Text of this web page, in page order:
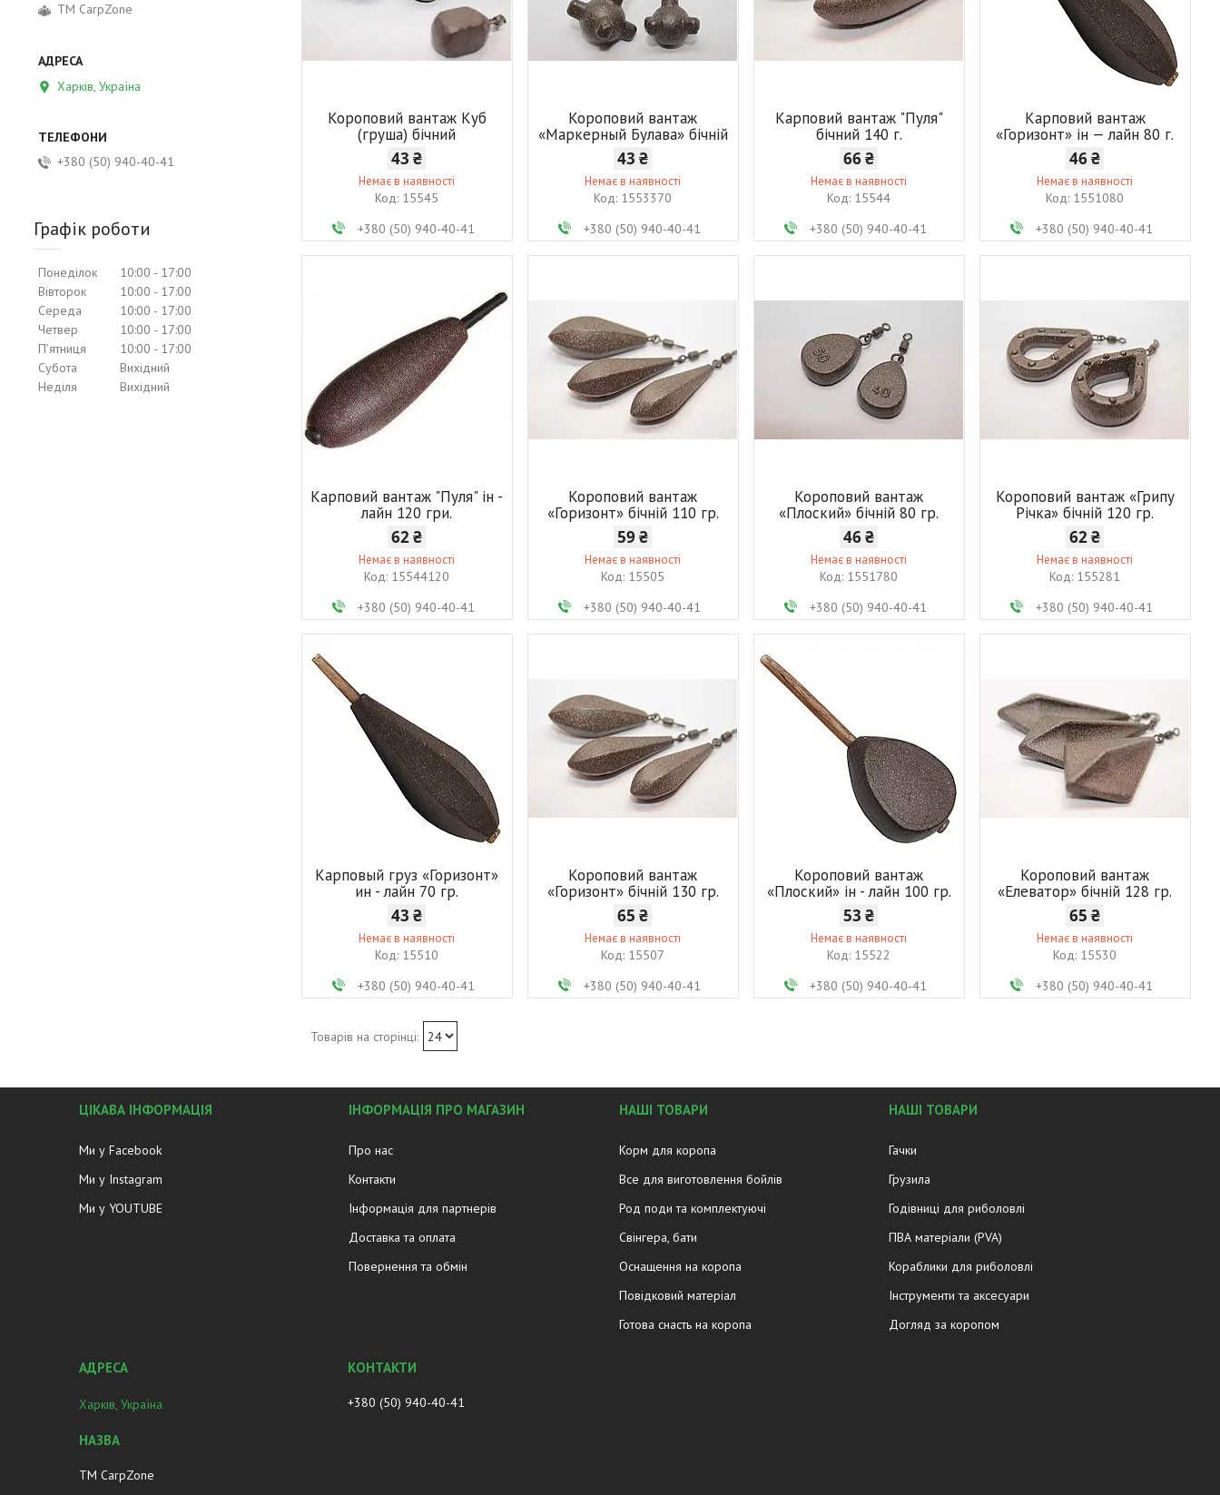
Короповий вантаж Куб
(груша) бічний
43 ₴
Немає в наявності
15545
+380 (50) 940-40-41
Короповий вантаж
«Маркерный Булава» бічній
43 ₴
Немає в наявності
1553370
+380 (50) 940-40-41
Карповий вантаж "Пуля"
бічний 140 г.
66 ₴
Немає в наявності
15544
+380 (50) 940-40-41
Карповий вантаж
«Горизонт» ін — лайн 80 г.
46 ₴
Немає в наявності
1551080
+380 (50) 940-40-41
Карповий вантаж "Пуля" ін -
лайн 120 гри.
62 ₴
Немає в наявності
15544120
+380 (50) 940-40-41
Короповий вантаж
«Горизонт» бічній 110 гр.
59 ₴
Немає в наявності
15505
+380 (50) 940-40-41
Короповий вантаж
«Плоский» бічній 80 гр.
46 ₴
Немає в наявності
1551780
+380 (50) 940-40-41
Короповий вантаж «Грипу
Річка» бічній 120 гр.
62 ₴
Немає в наявності
155281
+380 (50) 940-40-41
Карповый груз «Горизонт»
ин - лайн 70 гр.
43 ₴
Немає в наявності
15510
+380 (50) 940-40-41
Короповий вантаж
«Горизонт» бічній 130 гр.
65 ₴
Немає в наявності
15507
+380 (50) 940-40-41
Короповий вантаж
«Плоский» ін - лайн 100 гр.
53 ₴
Немає в наявності
15522
+380 (50) 940-40-41
Короповий вантаж
«Елеватор» бічній 128 гр.
65 ₴
Немає в наявності
15530
+380 (50) 940-40-41
ТМ CarpZone
Харків, Україна
+380 (50) 940-40-41
Графік роботи
Понеділок 10:00
17:00
Вівторок
10:00
17:00
Середа
10:00
17:00
Четвер
10:00
17:00
Пʼятниця
10:00
17:00
Субота
Вихідний
Неділя
Вихідний
ЦІКАВА ІНФОРМАЦІЯ
Ми у Facebook
Ми у Instagram
Ми у YOUTUBE
ІНФОРМАЦІЯ ПРО МАГАЗИН
Про нас
Контакти
Інформація для партнерів
Доставка та оплата
Повернення та обмін
НАШІ ТОВАРИ
Корм для коропа
Все для виготовлення бойлів
Род поди та комплектуючі
Свінгера, бати
Оснащення на коропа
Повідковий матеріал
Готова снасть на коропа
НАШІ ТОВАРИ
Гачки
Грузила
Годівниці для риболовлі
ПВА матеріали (PVA)
Кораблики для риболовлі
Інструменти та аксесуари
Догляд за коропом
Харків, Україна
ТМ CarpZone
+380 (50) 940-40-41